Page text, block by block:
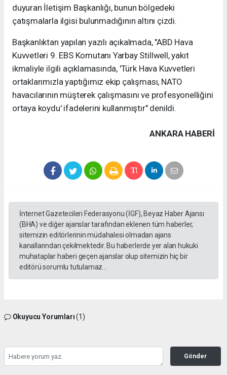
duyuran İletişim Başkanlığı, bunun bölgedeki
çatışmalarla ilgisi bulunmadığının altını çizdi.
Başkanlıktan yapılan yazılı açıkalmada, "ABD Hava
Kuvvetleri 9. EBS Komutanı Yarbay Stillwell, yakıt
ikmaliyle ilgili açıklamasında, 'Türk Hava Kuvvetleri
ortaklarımızla yaptığımız ekip çalışması, NATO
havacılarının müşterek çalışmasını ve profesyonelliğini
ortaya koydu' ifadelerini kullanmıştır" denildi.
ANKARA HABERİ
İnternet Gazetecileri Federasyonu (İGF), Beyaz Haber Ajansı
(BHA) ve diğer ajanslar tarafından eklenen tüm haberler,
sitemizin editörlerinin müdahalesi olmadan ajans
kanallarından çekilmektedir. Bu haberlerde yer alan hukuki
muhataplar haberi geçen ajanslar olup sitemizin hiç bir
editörü sorumlu tutulamaz...
Okuyucu Yorumları(1)
Gönder